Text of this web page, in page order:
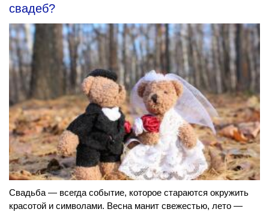
свадеб?
Свадьба — всегда событие, которое стараются окружить
красотой и символами. Весна манит свежестью, лето —